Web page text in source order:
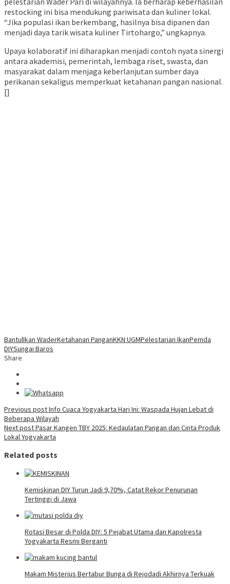
restocking ini bisa mendukung pariwisata dan kuliner lokal.
“Jika populasi ikan berkembang, hasilnya bisa dipanen dan
menjadi daya tarik wisata kuliner Tirtohargo,” ungkapnya.
Upaya kolaboratif ini diharapkan menjadi contoh nyata sinergi
antara akademisi, pemerintah, lembaga riset, swasta, dan
masyarakat dalam menjaga keberlanjutan sumber daya
perikanan sekaligus memperkuat ketahanan pangan nasional.
[]
BantulIkan WaderKetahanan PanganKKN UGMPelestarian IkanPemda
DIYSungai Baros
Share
Post
navigation
Previous postInfo Cuaca Yogyakarta Hari Ini: Waspada Hujan Lebat di
Beberapa Wilayah
Next postPasar Kangen TBY 2025: Kedaulatan Pangan dan Cinta Produk
Lokal Yogyakarta
Related posts
Kemiskinan DIY Turun Jadi 9,70%, Catat Rekor Penurunan
Tertinggi di Jawa
Rotasi Besar di Polda DIY: 5 Pejabat Utama dan Kapolresta
Yogyakarta Resmi Berganti
Makam Misterius Bertabur Bunga di Rejodadi Akhirnya Terkuak